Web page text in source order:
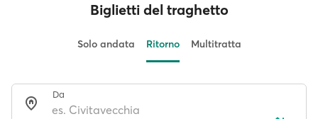
Biglietti del traghetto
Solo andata Ritorno Multitratta
Da